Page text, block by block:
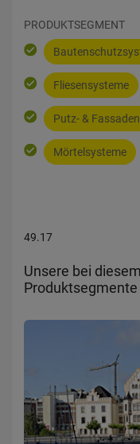
PRODUKTSEGMENT
Fliesensysteme
Putz- &
Mörtelsysteme
49.17
Unsere bei
Produktsegmente